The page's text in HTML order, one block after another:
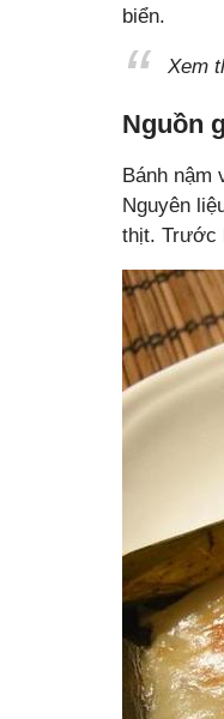
biển.
Xem
Nguồn
Bánh nậm
Nguyên
thịt. Trước